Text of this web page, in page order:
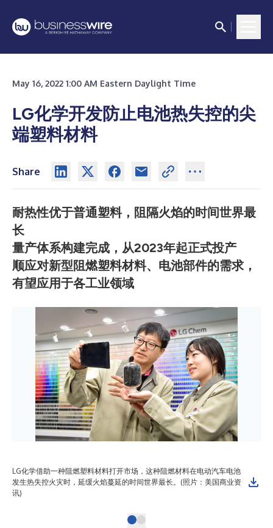
May 16, 2022 1:00 AM Eastern Daylight Time
LG化学开发防止电池热失控的尖
端塑料材料
Share
耐热性优于普通塑料，阻隔火焰的时间世界最
长
量产体系构建完成，从2023年起正式投产
顺应对新型阻燃塑料材料、电池部件的需求，
有望应用于各工业领域
LG化学借助一种阻燃塑料材料打开市场，这种阻燃材料在电动汽车电池
发生热失控火灾时，延缓火焰蔓延的时间世界最长。(照片：美国商业资
讯)